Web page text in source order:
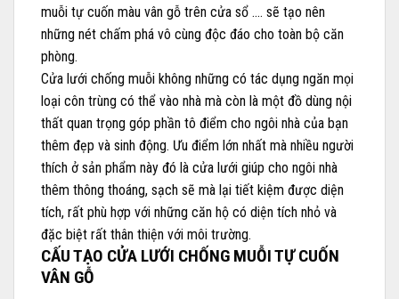
muỗi tự cuốn màu vân gỗ trên cửa sổ …. sẽ tạo nên
những nét chấm phá vô cùng độc đáo cho toàn bộ căn
phòng.
Cửa lưới chống muỗi không những có tác dụng ngăn mọi
loại côn trùng có thể vào nhà mà còn là một đồ dùng nội
thất quan trọng góp phần tô điểm cho ngôi nhà của bạn
thêm đẹp và sinh động. Ưu điểm lớn nhất mà nhiều người
thích ở sản phẩm này đó là cửa lưới giúp cho ngôi nhà
thêm thông thoáng, sạch sẽ mà lại tiết kiệm được diện
tích, rất phù hợp với những căn hộ có diện tích nhỏ và
đặc biệt rất thân thiện với môi trường.
CẤU TẠO CỬA LƯỚI CHỐNG MUỖI TỰ CUỐN
VÂN GỖ